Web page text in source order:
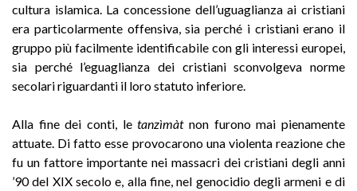
cultura islamica. La concessione dell’uguaglianza ai cristiani
era particolarmente offensiva, sia perché i cristiani erano il
gruppo più facilmente identificabile con gli interessi europei,
sia perché l’eguaglianza dei cristiani sconvolgeva norme
secolari riguardanti il loro statuto inferiore.
Alla fine dei conti, letanzìmàtnon furono mai pienamente
attuate. Di fatto esse provocarono una violenta reazione che
fu un fattore importante nei massacri dei cristiani degli anni
’90 del XIX secolo e, alla fine, nel genocidio degli armeni e di